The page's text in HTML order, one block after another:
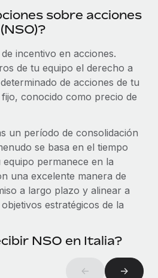
tecnológicos y contrólalos
a la legalidad enseguida.
con facilidad.
de los empleados sin
un 120 % con Remote
crea infraestructuras de
en la inteligencia...
de Remote:
siendo ayudar a empresas de
gestionar y...
es complicado. Tardas
sobre acciones
incentivo en acciones.
de tu equipo el derecho a
de acciones de tu
conocido como precio de
un período de consolidación
se basa en el tiempo
permanece en la
una excelente manera de
a largo plazo y alinear a
estratégicos de la
NSO en Italia?
← →